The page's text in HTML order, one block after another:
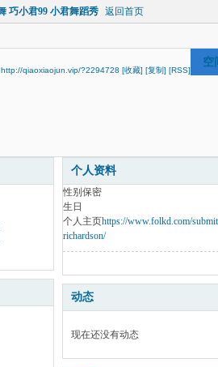
巧小君99 小君舞蹈秀 返回首页
http://qiaoxiaojun.vip/?2294728 [收藏] [复制] [RSS]
空
个人资料
性别 保密
生日
个人主页https://www.folkd.com/
richardson/
动态
现在还没有动态